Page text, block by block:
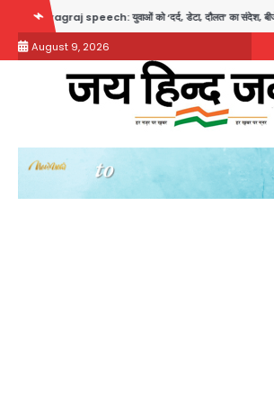
content
speech: युवाओं को ‘दर्द, डेटा, दौलत’ का संदेश, बीजेपी का वार
August 9, 2026